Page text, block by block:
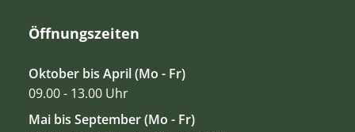
Öffnungszeiten
Oktober bis April (Mo - Fr)
09.00 - 13.00 Uhr
Mai bis September (Mo - Fr)